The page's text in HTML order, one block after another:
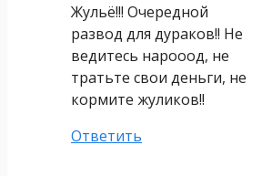
Жульё!!! Очередной
развод для дураков!! Не
ведитесь нарооод, не
тратьте свои деньги, не
кормите жуликов!!
Ответить